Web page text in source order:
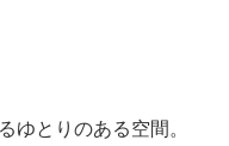
ゆとりのある空間。